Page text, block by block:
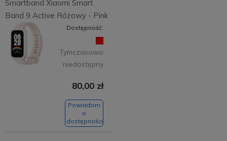
Smartband Xiaomi Smart
Band 9 Active Różowy - Pink
Dostępność:
Tymczasowo
niedostępny
80,00 zł
Powiadom
o
dostępności